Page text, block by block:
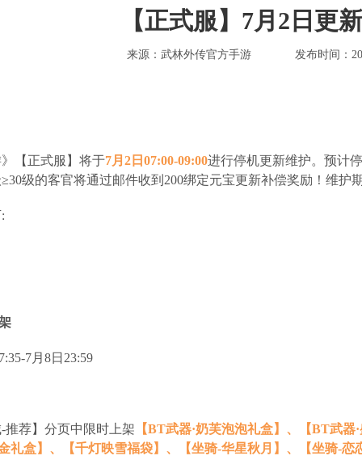
【正式服】7月2日更
来源：武林外传官方手游 发布时间：
【正式服】将于7月2日07:00-09:00进行停机更新维护。预计
级的客官将通过邮件收到200绑定元宝更新补偿奖励！维护
7月8日23:59
推荐】分页中限时上架 【BT武器·奶芙泡泡礼盒】、【BT武
礼盒】、【千灯映雪福袋】、【坐骑-华星秋月】、【坐骑-